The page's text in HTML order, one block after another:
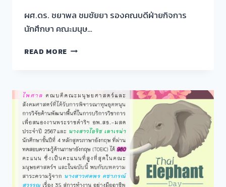
ผศ.ดร. ชยาพล ชมชัยยา รองคณบดีฝ่ายกิจการ
นักศึกษา คณะมนุษ…
READ MORE หัวข้อ
ภาษา
แม่
กับ
ภาษา
ที่
สอง”